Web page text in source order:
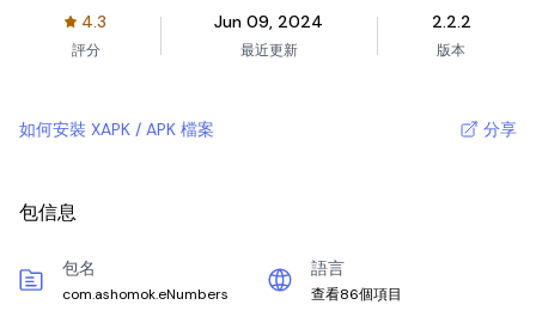
4.3
評分
Jun 09, 2024
最近更新
2.2.2
版本
如何安裝 XAPK / APK 檔案 分享
包信息
包名
com.ashomok.eNumbers
語言
查看86個項目